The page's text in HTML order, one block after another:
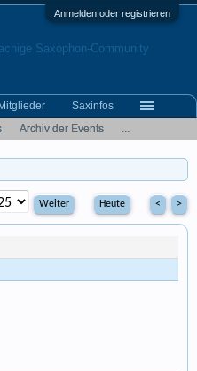
Anmelden oder registrieren
Heute < >
Archiv der Events ...
Mitglieder Saxinfos